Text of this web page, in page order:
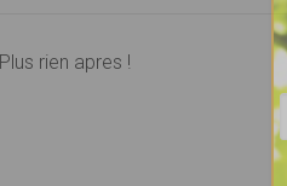
Plus rien apres !